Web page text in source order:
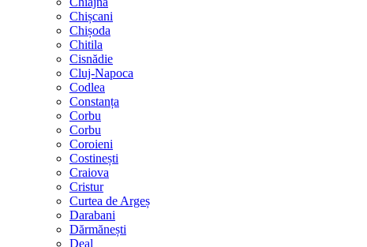
Chișcani
Chișoda
Chitila
Cisnădie
Cluj-Napoca
Codlea
Constanța
Corbu
Corbu
Coroieni
Costinești
Craiova
Cristur
Curtea de Argeș
Darabani
Dărmănești
Deal